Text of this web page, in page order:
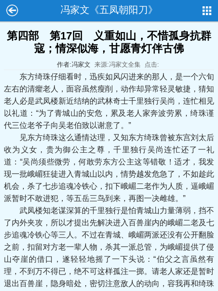
冯家文《五凤朝阳刀》
第四部 第17回 义重如山，不惜孤身抗群
寇；情深似海，甘愿青灯伴古佛
作者:冯家文 来源:冯家文全集 点击:
东方绮珠仔细看时，迅疾如风闪进来的那人，是一个六旬
左右的清癯老人，面容虽然瘦削，动作却异常轻灵敏捷，猜知
老人必是武凤楼新近结纳的武林奇士千里独行吴尚，连忙相见
以礼道：“为了青城山的安危，累及老人家奔波劳累，绮珠谨
代三位老爷子向吴老伯致以谢意了。”
见东方绮珠这么通情达理，又知东方绮珠曾被东宫刘太后
收为义女，贵为御公主之尊，千里独行吴尚连忙还了一礼
道：“吴尚须些微劳，何敢劳东方公主这等错敬！适才，我发
现一批峨嵋狂徒进入青城山以内，情势越发危急了，不如趁此
机会，杀了七步追魂冷铁心，扣下峨嵋二老作为人质，逼峨嵋
派暂时不敢进犯，等五岳三鸟到来，再图一决雌雄。”
武凤楼知老谋深算的千里独行是怕青城山力量薄弱，挡不
了内外夹攻，所以才提出先解决进入百兽崖内的峨嵋二老及七
步追魂冷铁心等三人。不过在青城、峨嵋两派还没有公开翻脸
之前，扣留对方老一辈人物，杀其一派总管，为峨嵋提供了侵
山夺崖的借口，遂轻轻地摇了一下头说：“伯父之言虽然有
理，不到万不得已，绝不可这样孤注一掷。请老人家还是暂时
退出百兽崖，隐身暗处，密切注意敌人的动向，容我再和绮珠